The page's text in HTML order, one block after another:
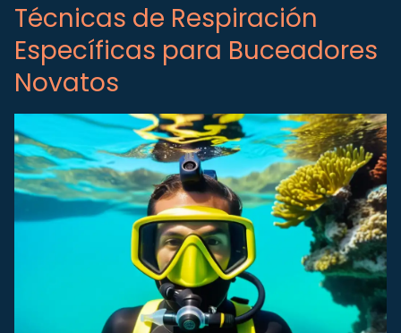
Técnicas de Respiración
Específicas para Buceadores
Novatos